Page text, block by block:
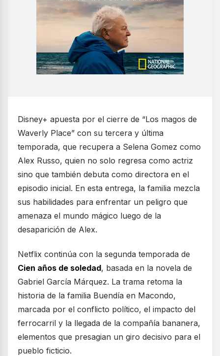
Disney+ apuesta por el cierre de “Los magos de
Waverly Place” con su tercera y última
temporada, que recupera a Selena Gomez como
Alex Russo, quien no solo regresa como actriz
sino que también debuta como directora en el
episodio inicial. En esta entrega, la familia mezcla
sus habilidades para enfrentar un peligro que
amenaza el mundo mágico luego de la
desaparición de Alex.
Netflix continúa con la segunda temporada de
Cien años de soledad, basada en la novela de
Gabriel García Márquez. La trama retoma la
historia de la familia Buendía en Macondo,
marcada por el conflicto político, el impacto del
ferrocarril y la llegada de la compañía bananera,
elementos que presagian un giro decisivo para el
pueblo ficticio.